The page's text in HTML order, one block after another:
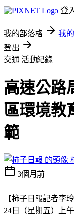
登入
我的部落格 我
登出
交通 活動紀錄
高速公路
區環境教
範
3個月前
【柿子日報記者李
24日（星期五）上